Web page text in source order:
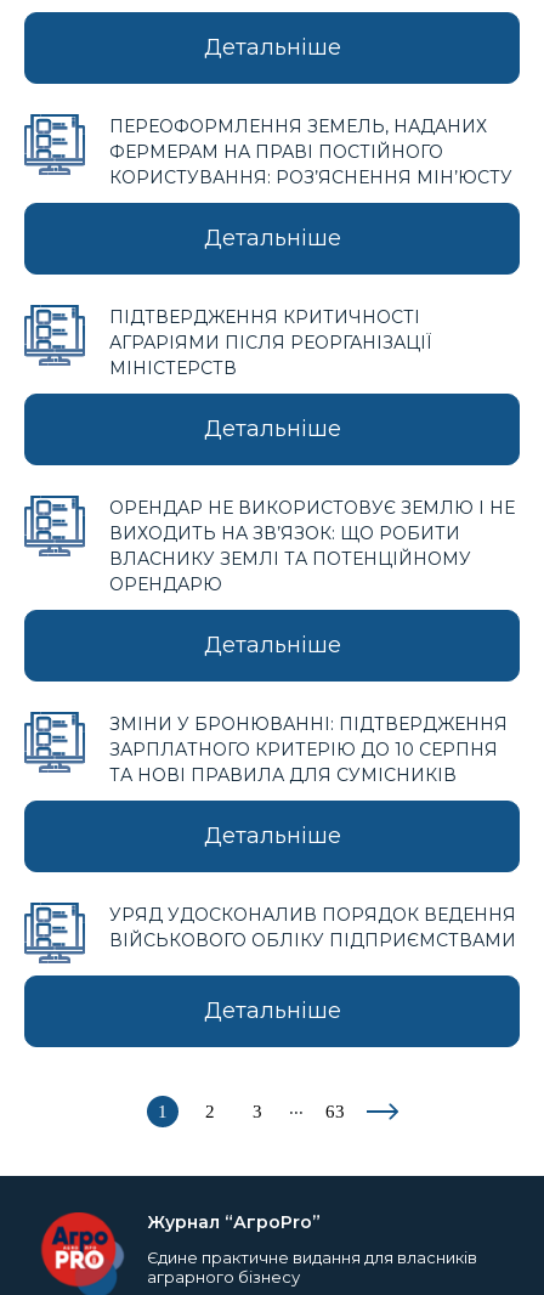
Детальніше
ПЕРЕОФОРМЛЕННЯ ЗЕМЕЛЬ, НАДАНИХ
ФЕРМЕРАМ НА ПРАВІ ПОСТІЙНОГО
КОРИСТУВАННЯ: РОЗ’ЯСНЕННЯ МІН’ЮСТУ
Детальніше
ПІДТВЕРДЖЕННЯ КРИТИЧНОСТІ
АГРАРІЯМИ ПІСЛЯ РЕОРГАНІЗАЦІЇ
МІНІСТЕРСТВ
Детальніше
ОРЕНДАР НЕ ВИКОРИСТОВУЄ ЗЕМЛЮ І НЕ
ВИХОДИТЬ НА ЗВ’ЯЗОК: ЩО РОБИТИ
ВЛАСНИКУ ЗЕМЛІ ТА ПОТЕНЦІЙНОМУ
ОРЕНДАРЮ
Детальніше
ЗМІНИ У БРОНЮВАННІ: ПІДТВЕРДЖЕННЯ
ЗАРПЛАТНОГО КРИТЕРІЮ ДО 10 СЕРПНЯ
ТА НОВІ ПРАВИЛА ДЛЯ СУМІСНИКІВ
Детальніше
УРЯД УДОСКОНАЛИВ ПОРЯДОК ВЕДЕННЯ
ВІЙСЬКОВОГО ОБЛІКУ ПІДПРИЄМСТВАМИ
Детальніше
1 2 3 ... 63
Журнал “АгроPro”
Єдине практичне видання для власників
аграрного бізнесу